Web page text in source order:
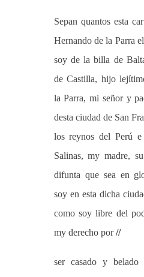
Sepan quantos esta
Hernando de la Parra
soy de la billa de
de Castilla, hijo
la Parra, mi señor y
desta ciudad de San
los reynos del Perú
Salinas, my madre,
difunta que sea en
soy en esta dicha
como soy libre del
my derecho por//
ser casado y belado